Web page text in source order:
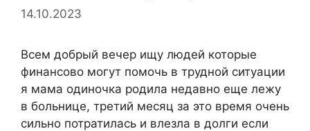
14.10.2023
Всем добрый вечер ищу людей которые
финансово могут помочь в трудной ситуации
я мама одиночка родила недавно еще лежу
в больнице, третий месяц за это время очень
сильно потратилась и влезла в долги если